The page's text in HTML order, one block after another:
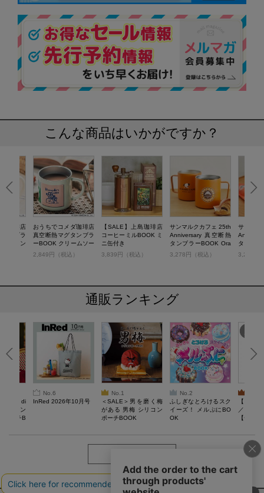
こんな商品はいかがですか？
ダ珈琲店
ンブラ
ダブレン
おうちでコメダ珈琲店
真空断熱マグタンブラ
ーBOOK クリームソー
ダ＆みそカツパン
2,849円（税込）
【SALE】上島珈琲店
コーヒーミルBOOK ミ
ニ缶付き
3,839円（税込）
サンマルクカフェ 25th
Anniversary 真空断熱
タンブラーBOOK Ora
nge
3,278円（税込）
サンマル
タンブラ
e3,278円
通販ランキング
di
ティン
ポーチB
No.6
InRed 2026年10月号
No.1
＜SALE＞男を磨く梅
がある 男梅 シリコン
ポーチBOOK
No.2
ふしぎなとろけるスク
イーズ！ メルぷにBO
OK
【
／Lサイ
【一般
ウェア
ク・ロ